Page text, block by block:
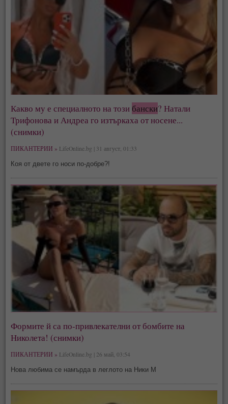
Какво му е специалното на този бански? Натали
Трифонова и Андреа го изтъркаха от носене...
(снимки)
ПИКАНТЕРИИ » LifeOnline.bg | 31 август, 01:33
Коя от двете го носи по-добре?!
Формите й са по-привлекателни от бомбите на
Николета! (снимки)
ПИКАНТЕРИИ » LifeOnline.bg | 26 май, 03:54
Нова любима се намърда в леглото на Ники М